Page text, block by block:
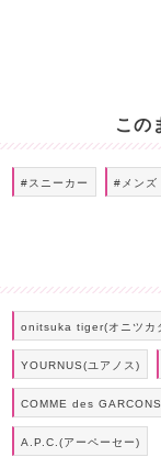
この
#スニーカー #メンズ
onitsuka tiger(オニツカ
YOURNUS(ユアノス)
COMME des
A.P.C.(アーペーセー)